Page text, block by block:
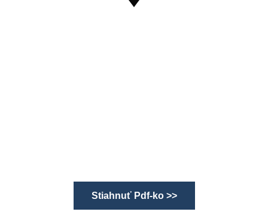
Stiahnuť Pdf-ko >>